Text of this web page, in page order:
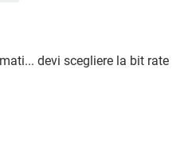
devi scegliere la bit rate